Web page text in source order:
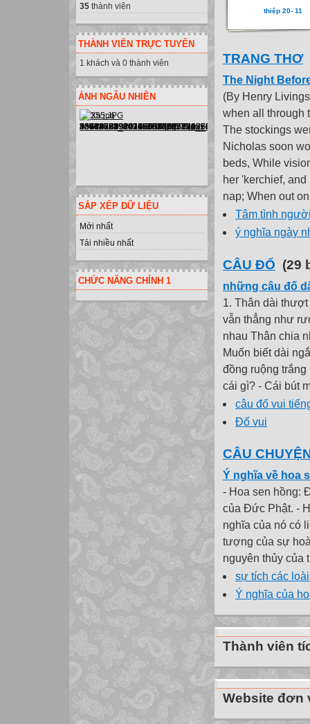
35 thành viên
THÀNH VIÊN TRỰC TUYẾN
1 khách và 0 thành viên
ẢNH NGẪU NHIÊN
SẮP XẾP DỮ LIỆU
Mới nhất
Tải nhiều nhất
CHỨC NĂNG CHÍNH 1
thiệp 20- 11
TRANG THƠ
The Night
(By Henry
when all through
The stockings
Nicholas soon
beds, While
her 'kerchief,
nap; When out
Tâm tình
ý nghĩa ngày
CÂU ĐỐ (29
những câu đố
1. Thân dài
vẫn thẳng như
nhau Thân chia
Muốn biết dài
đồng ruộng
cái gì? - Cái bút
câu đố vui
Đố vui
CÂU
Ý nghĩa về hoa
- Hoa sen hồng:
của Đức Phật. -
nghĩa của nó có
tượng của sự
nguyên thủy của
sự tích các
Ý nghĩa của
Thành viên
Website đơn